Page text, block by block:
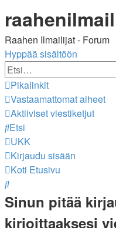
Raahen Ilmailijat - Forum
Hyppää sisältöön
Pikalinkit
Vastaamattomat aiheet
Aktiiviset viestiketjut
Etsi
UKK
Kirjaudu sisään
Koti Etusivu
Etsi
Sinun pitää
kirjoittaaksesi